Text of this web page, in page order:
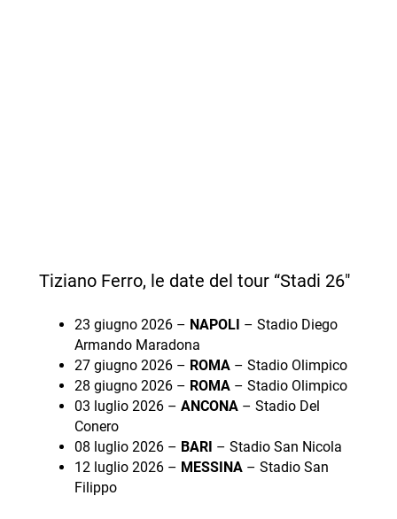
Tiziano Ferro, le date del tour “Stadi 26″
23 giugno 2026 – NAPOLI – Stadio Diego
Armando Maradona
27 giugno 2026 – ROMA– Stadio Olimpico
28 giugno 2026 – ROMA– Stadio Olimpico
03 luglio 2026 – ANCONA– Stadio Del
Conero
08 luglio 2026 – BARI – Stadio San Nicola
12 luglio 2026 – MESSINA– Stadio San
Filippo